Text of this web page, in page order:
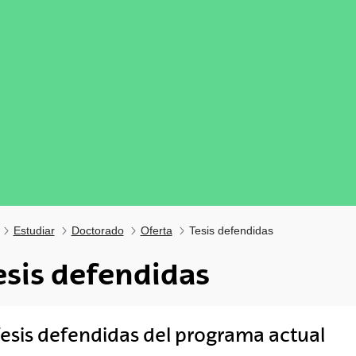
Estudiar Doctorado Oferta Tesis defendidas
defendidas
defendidas del programa actual